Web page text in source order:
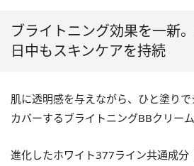
ブライトニング効果を一新
日中もスキンケアを持続
肌に透明感を与えながら、ひと塗り
カバーするブライトニングBBクリーム
進化したホワイト377ライン共通成分